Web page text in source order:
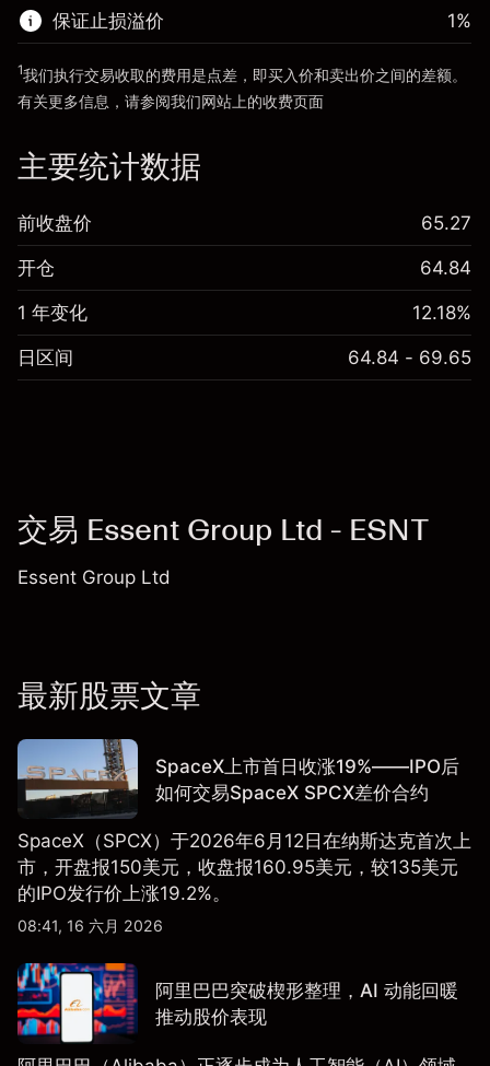
前往平台
保证止损溢价 1%
1我们执行交易收取的费用是点差，即买入价和卖出价之间的差额。
有关更多信息，请参阅我们网站上的收费页面
主要统计数据
前收盘价 65.27
开仓 64.84
1 年变化 12.18%
日区间 64.84 - 69.65
交易 Essent Group Ltd - ESNT
Essent Group Ltd
最新股票文章
SpaceX上市首日收涨19%——IPO后
如何交易SpaceX SPCX差价合约
SpaceX（SPCX）于2026年6月12日在纳斯达克首次上
市，开盘报150美元，收盘报160.95美元，较135美元
的IPO发行价上涨19.2%。
08:41, 16 六月 2026
阿里巴巴突破楔形整理，AI 动能回暖
推动股价表现